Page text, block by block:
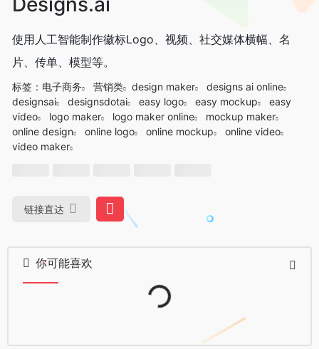
使用人工智能制作徽标Logo、视频、社交媒体横幅、名
片、传单、模型等。
标签： 电子商务 营销类 design maker
designs ai online
designsai
designsdotai easy logo easy mockup
easy
video
logo maker logo maker online
mockup maker
online design
online logo online mockup
online video
video maker
链接直达
你可能喜欢 Loading...